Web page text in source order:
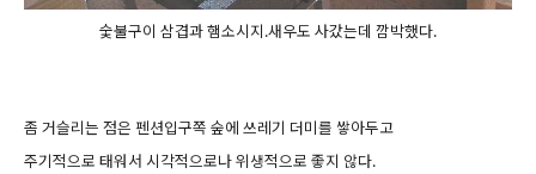
숯불구이 삼겹과 햄소시지.새우도 사갔는데 깜박했다.
좀 거슬리는 점은 펜션입구쪽 숲에 쓰레기 더미를 쌓아두고
주기적으로 태워서 시각적으로나 위생적으로 좋지 않다.